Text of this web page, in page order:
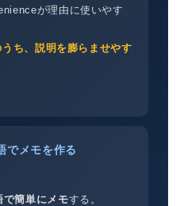
が理由に使いやす
ち、説明を膨らませやす
メモを作る
で簡単にメモする。